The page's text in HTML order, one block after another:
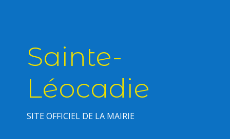
Sainte-
Léocadie
SITE OFFICIEL DE LA MAIRIE